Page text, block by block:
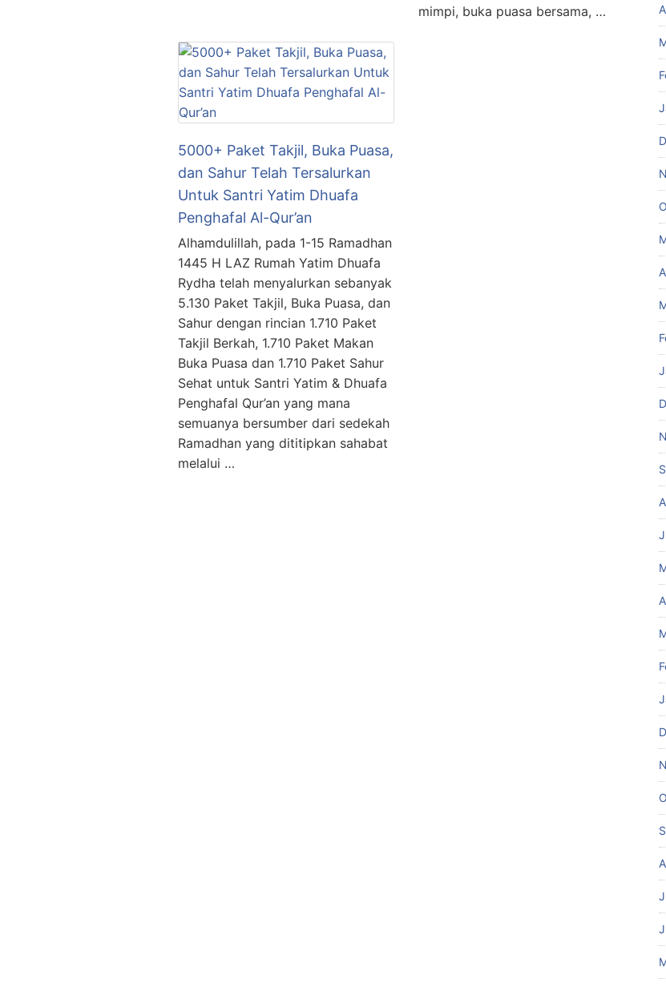
mimpi, buka puasa bersama, …
5000+ Paket Takjil, Buka Puasa,
dan Sahur Telah Tersalurkan
Untuk Santri Yatim Dhuafa
Penghafal Al-Qur’an
Alhamdulillah, pada 1-15 Ramadhan
1445 H LAZ Rumah Yatim Dhuafa
Rydha telah menyalurkan sebanyak
5.130 Paket Takjil, Buka Puasa, dan
Sahur dengan rincian 1.710 Paket
Takjil Berkah, 1.710 Paket Makan
Buka Puasa dan 1.710 Paket Sahur
Sehat untuk Santri Yatim & Dhuafa
Penghafal Qur’an yang mana
semuanya bersumber dari sedekah
Ramadhan yang dititipkan sahabat
melalui …